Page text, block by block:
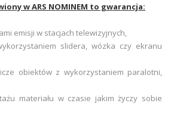
w ARS NOMINEM to gwarancja:
emisji w stacjach telewizyjnych,
slidera, wózka czy ekranu
obiektów z wykorzystaniem paralotni,
materiału w czasie jakim życzy sobie